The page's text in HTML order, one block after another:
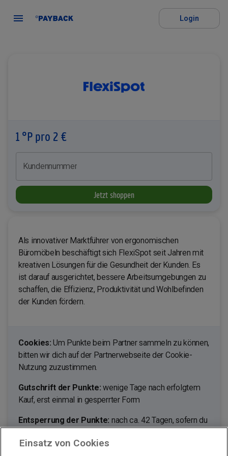
Login
Als innovativer Marktführer von ergonomischen
Büromöbeln beschäftigt sich FlexiSpot seit Jahren mit
kreativen Lösungen für die Gesundheit der Kunden. Es
ist darauf ausgerichtet, bessere Arbeitsumgebungen zu
schaffen, die Effizienz, Produktivität und Wohlbefinden
der Kunden fördern.
Cookies: Um Punkte beim Partner sammeln zu können,
bitten wir dich auf der Partnerwebseite der Cookie-
Nutzung zuzustimmen.
Gutschrift der Punkte: wenige Tage nach erfolgtem
Kauf, erst einmal in gesperrter Form
Entsperrung der Punkte: nach ca. 42 Tagen, sofern du
1 °P pro 2 €
Kundennummer
Jetzt shoppen
Einsatz von Cookies